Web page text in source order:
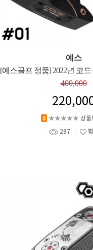
예스
[예스골프 정품] 2022년 코드
400,000
0 ★★★★★ 상
287
찜